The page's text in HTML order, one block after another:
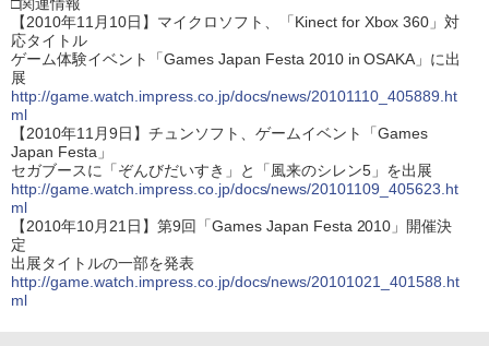
【2010年11月10日】マイクロソフト、「Kinect for Xbox 360」対
応タイトル
ゲーム体験イベント「Games Japan Festa 2010 in OSAKA」に出
展
http://game.watch.impress.co.jp/docs/news/20101110_405889.ht
ml
【2010年11月9日】チュンソフト、ゲームイベント「Games
Japan Festa」
セガブースに「ぞんびだいすき」と「風来のシレン5」を出展
http://game.watch.impress.co.jp/docs/news/20101109_405623.ht
ml
【2010年10月21日】第9回「Games Japan Festa 2010」開催決
定
出展タイトルの一部を発表
http://game.watch.impress.co.jp/docs/news/20101021_401588.ht
ml